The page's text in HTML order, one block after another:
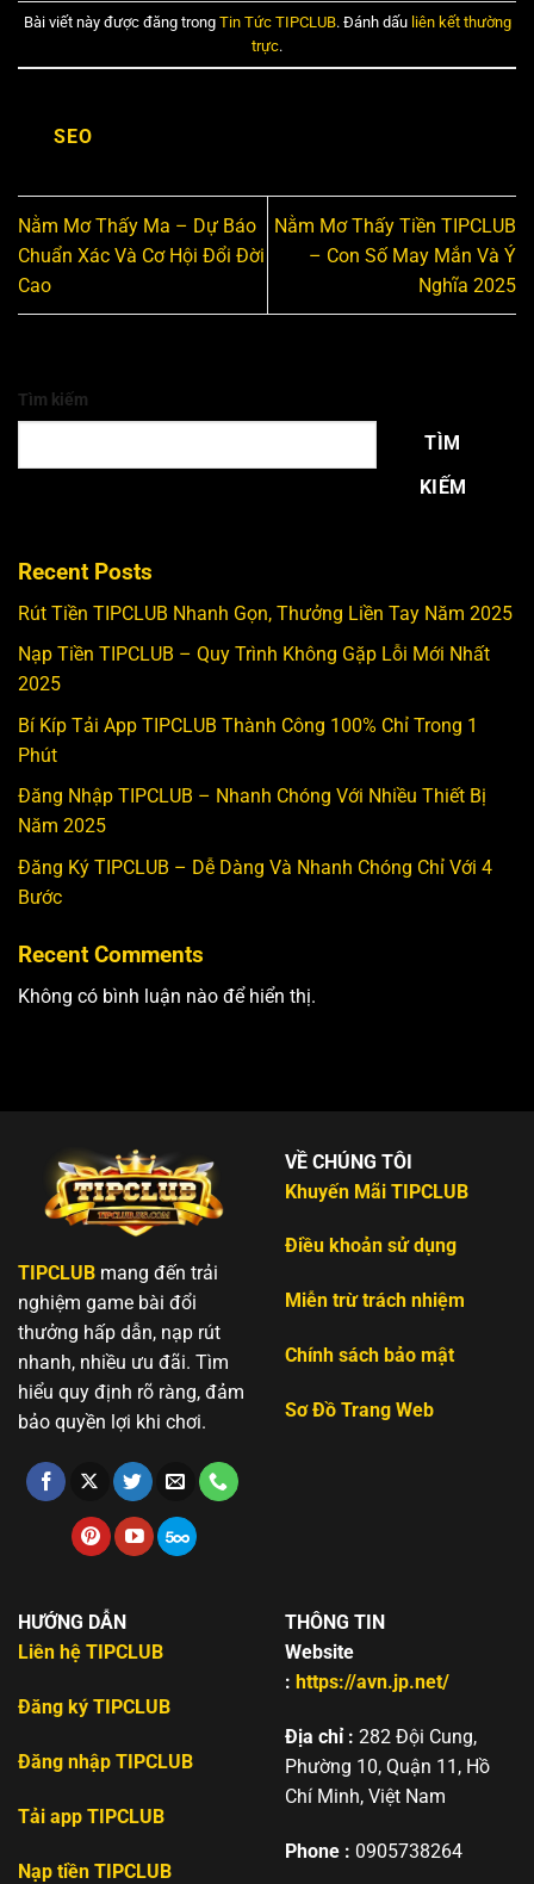
Bài viết này được đăng trong Tin Tức TIPCLUB. Đánh dấu liên kết thường
trực.
SEO
Nằm Mơ Thấy Ma – Dự Báo
Chuẩn Xác Và Cơ Hội Đổi Đời
Cao
Nằm Mơ Thấy Tiền TIPCLUB
– Con Số May Mắn Và Ý
Nghĩa 2025
Tìm kiếm
TÌM
KIẾM
Recent Posts
Rút Tiền TIPCLUB Nhanh Gọn, Thưởng Liền Tay Năm 2025
Nạp Tiền TIPCLUB – Quy Trình Không Gặp Lỗi Mới Nhất
2025
Bí Kíp Tải App TIPCLUB Thành Công 100% Chỉ Trong 1
Phút
Đăng Nhập TIPCLUB – Nhanh Chóng Với Nhiều Thiết Bị
Năm 2025
Đăng Ký TIPCLUB – Dễ Dàng Và Nhanh Chóng Chỉ Với 4
Bước
Recent Comments
Không có bình luận nào để hiển thị.
TIPCLUB mang đến trải
nghiệm game bài đổi
thưởng hấp dẫn, nạp rút
nhanh, nhiều ưu đãi. Tìm
hiểu quy định rõ ràng, đảm
bảo quyền lợi khi chơi.
VỀ CHÚNG TÔI
Khuyến Mãi TIPCLUB
Điều khoản sử dụng
Miễn trừ trách nhiệm
Chính sách bảo mật
Sơ Đồ Trang Web
HƯỚNG DẪN
Liên hệ TIPCLUB
Đăng ký TIPCLUB
Đăng nhập TIPCLUB
Tải app TIPCLUB
Nạp tiền TIPCLUB
THÔNG TIN
Website
: https://avn.jp.net/
Địa chỉ : 282 Đội Cung,
Phường 10, Quận 11, Hồ
Chí Minh, Việt Nam
Phone : 0905738264